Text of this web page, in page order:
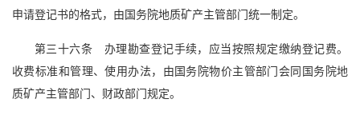
申请登记书的格式，由国务院地质矿产主管部门统一制定。
第三十六条 办理勘查登记手续，应当按照规定缴纳登记费。
收费标准和管理、使用办法，由国务院物价主管部门会同国务院地
质矿产主管部门、财政部门规定。